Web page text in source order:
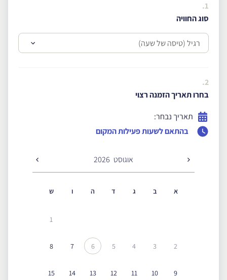
1.
סוג החוויה
2.
בחרו תאריך הזמנה רצוי
תאריך נבחר:
בהתאם לשעות פעילות המקום
אוגוסט 2026
א ב ג ד ה ו ש
1
2
3
4
5
6
7
8
9
10
11
12
13
14
15